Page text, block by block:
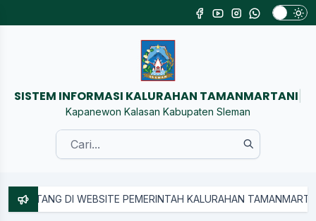
SISTEM INFORMASI KALURAHAN TAMANMARTANI
Kapanewon Kalasan Kabupaten Sleman
DI WEBSITE PEMERINTAH KALURAHAN TAMANMARTANI